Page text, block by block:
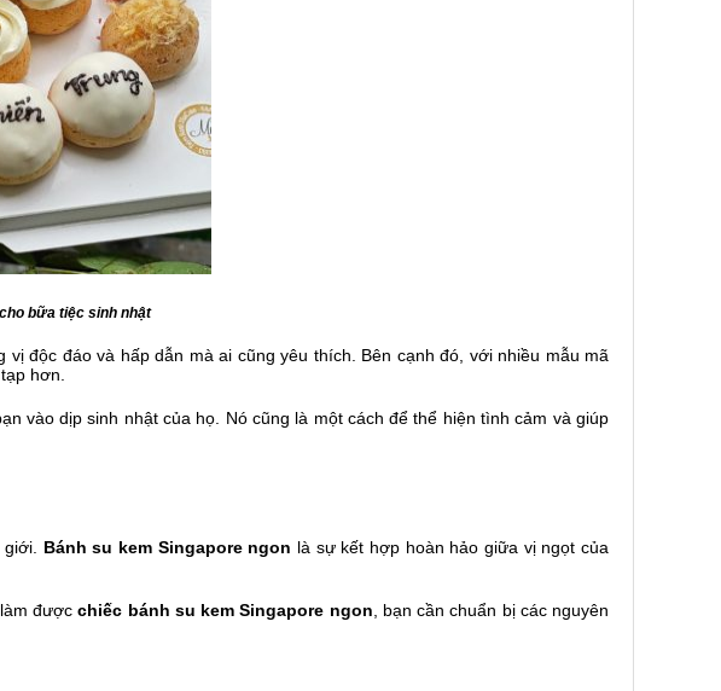
bữa tiệc sinh nhật
độc đáo và hấp dẫn mà ai cũng yêu thích. Bên cạnh đó, với nhiều mẫu mã
hơn.
vào dịp sinh nhật của họ. Nó cũng là một cách để thể hiện tình cảm và giúp
Bánh su kem Singapore ngon là sự kết hợp hoàn hảo giữa vị ngọt của
làm đượcchiếc bánh su kem Singapore ngon , bạn cần chuẩn bị các nguyên